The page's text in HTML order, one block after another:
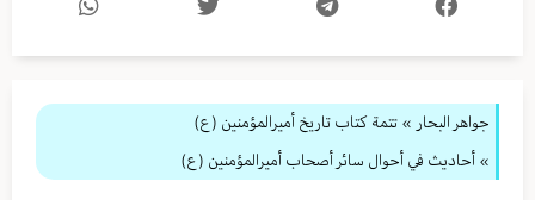
جواهر البحار » تتمة كتاب تاريخ أميرالمؤمنين (ع)
» أحاديث في أحوال سائر أصحاب أميرالمؤمنين (ع)